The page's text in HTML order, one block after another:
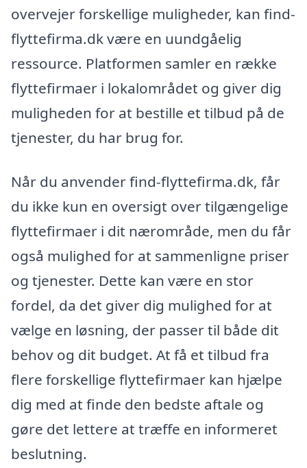
overvejer forskellige muligheder, kan find-
flyttefirma.dk være en uundgåelig
ressource. Platformen samler en række
flyttefirmaer i lokalområdet og giver dig
muligheden for at bestille et tilbud på de
tjenester, du har brug for.
Når du anvender find-flyttefirma.dk, får
du ikke kun en oversigt over tilgængelige
flyttefirmaer i dit nærområde, men du får
også mulighed for at sammenligne priser
og tjenester. Dette kan være en stor
fordel, da det giver dig mulighed for at
vælge en løsning, der passer til både dit
behov og dit budget. At få et tilbud fra
flere forskellige flyttefirmaer kan hjælpe
dig med at finde den bedste aftale og
gøre det lettere at træffe en informeret
beslutning.